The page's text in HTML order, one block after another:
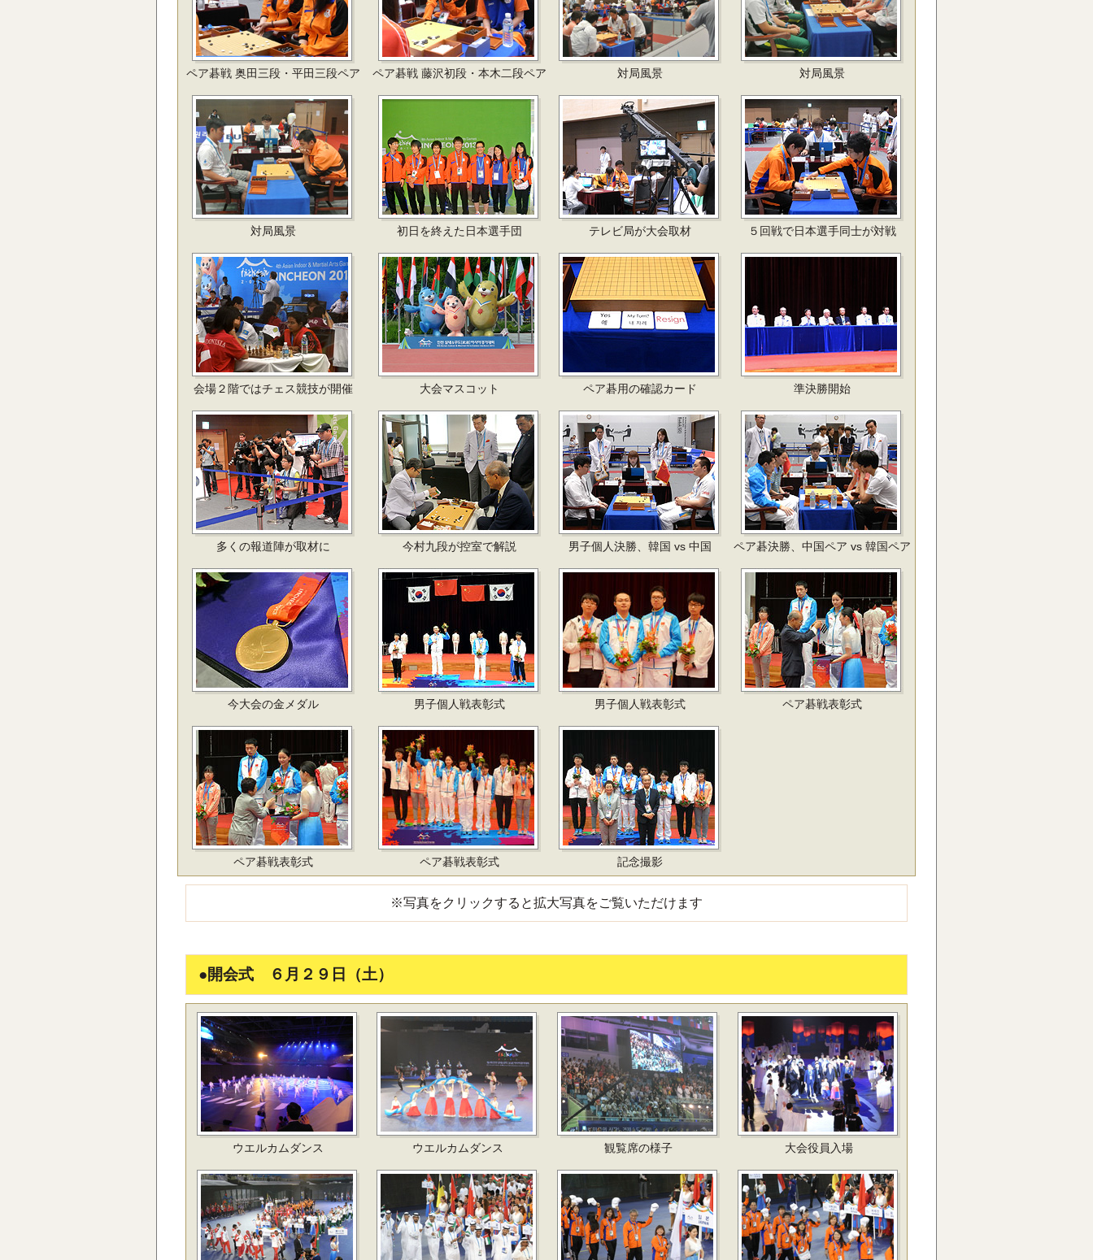
ペア碁戦 奥田三段・平田三段ペア ペア碁戦 藤沢初段・本木二段ペア 対局風景 対局風景
対局風景 初日を終えた日本選手団 テレビ局が大会取材 ５回戦で日本選手同士が対戦
会場２階ではチェス競技が開催 大会マスコット ペア碁用の確認カード 準決勝開始
多くの報道陣が取材に 今村九段が控室で解説 男子個人決勝、韓国 vs 中国 ペア碁決勝、中国ペア vs 韓国ペア
今大会の金メダル 男子個人戦表彰式 男子個人戦表彰式 ペア碁戦表彰式
ペア碁戦表彰式 ペア碁戦表彰式 記念撮影
※写真をクリックすると拡大写真をご覧いただけます
●開会式 ６月２９日（土）
ウエルカムダンス ウエルカムダンス 観覧席の様子 大会役員入場